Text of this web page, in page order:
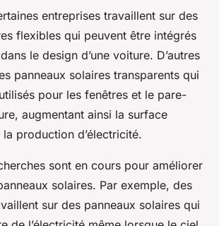
entreprises travaillent sur des
flexibles qui peuvent être intégrés
le design d’une voiture. D’autres
panneaux solaires transparents qui
pour les fenêtres et le pare-
augmentant ainsi la surface
production d’électricité.
sont en cours pour améliorer
solaires. Par exemple, des
sur des panneaux solaires qui